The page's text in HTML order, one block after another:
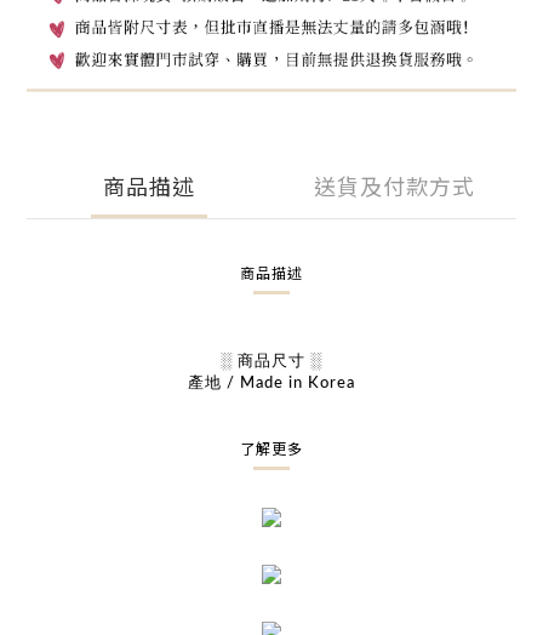
商品描述 送貨及付款方式
商品描述
░ 商品尺寸 ░
產地 / Made in Korea
了解更多